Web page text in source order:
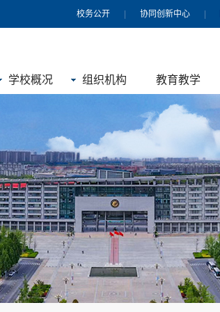
协同创新中心
校务公开
学校概况 组织机构 教育教学